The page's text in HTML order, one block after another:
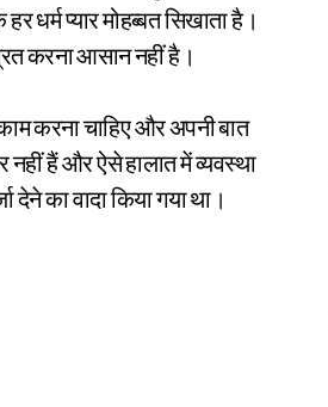
प्यार मोहब्बत सिखाता है।
करना आसान नहीं है।
करना चाहिए और अपनी बात
नहीं हैं और ऐसे हालात में व्यवस्था
का वादा किया गया था।